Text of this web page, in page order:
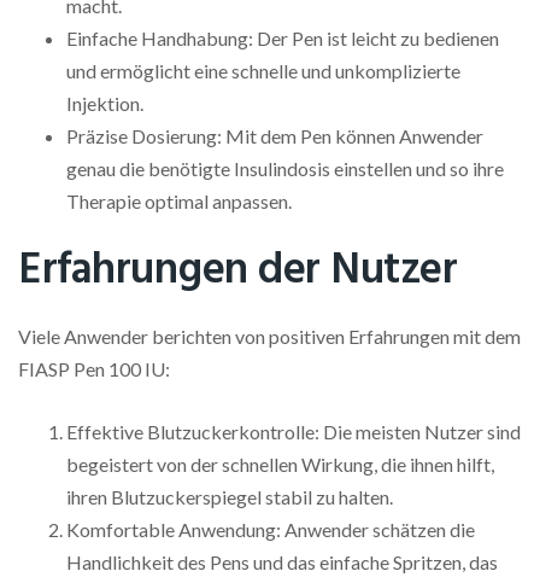
macht.
Einfache Handhabung: Der Pen ist leicht zu bedienen
und ermöglicht eine schnelle und unkomplizierte
Injektion.
Präzise Dosierung: Mit dem Pen können Anwender
genau die benötigte Insulindosis einstellen und so ihre
Therapie optimal anpassen.
Erfahrungen der Nutzer
Viele Anwender berichten von positiven Erfahrungen mit dem
FIASP Pen 100 IU:
Effektive Blutzuckerkontrolle: Die meisten Nutzer sind
begeistert von der schnellen Wirkung, die ihnen hilft,
ihren Blutzuckerspiegel stabil zu halten.
Komfortable Anwendung: Anwender schätzen die
Handlichkeit des Pens und das einfache Spritzen, das